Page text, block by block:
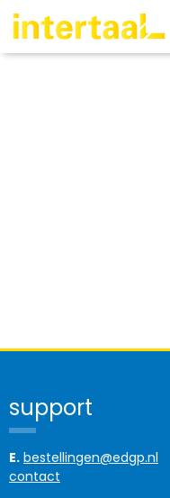
support
E. bestellingen@edgp.nl
contact